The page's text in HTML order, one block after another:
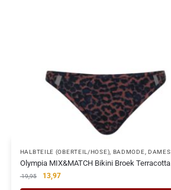
HALBTEILE (OBERTEIL/HOSE) BADMODE DAMES
Olympia MIX&MATCH Bikini Broek Terracotta
19,95 13,97